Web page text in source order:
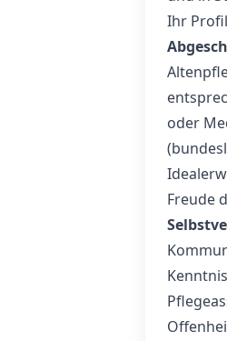
Ihr Profil
oder
Freude